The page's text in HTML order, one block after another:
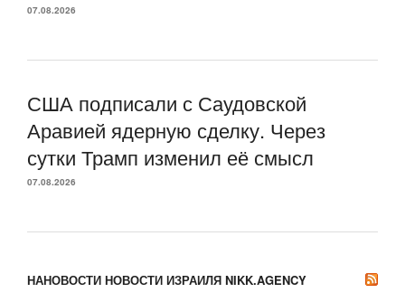
07.08.2026
США подписали с Саудовской
Аравией ядерную сделку. Через
сутки Трамп изменил её смысл
07.08.2026
НАНОВОСТИ НОВОСТИ ИЗРАИЛЯ NIKK.AGENCY